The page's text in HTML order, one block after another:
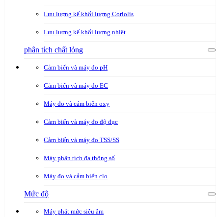
Lưu lượng kế khối lượng Coriolis
Lưu lượng kế khối lượng nhiệt
phân tích chất lỏng
Cảm biến và máy đo pH
Cảm biến và máy đo EC
Máy đo và cảm biến oxy
Cảm biến và máy đo độ đục
Cảm biến và máy đo TSS/SS
Máy phân tích đa thông số
Máy đo và cảm biến clo
Mức độ
Máy phát mức siêu âm